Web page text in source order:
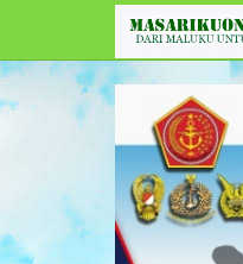
konten